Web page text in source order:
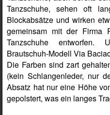
Tanzschuhe, sehen oft
Blockabsätze und wirken
gemeinsam mit der Firma
Tanzschuhe
Brautschuh-Modell Via
Die Farben sind zart
(kein Schlangenleder, nur
Absatz hat nur eine Höhe
gepolstert, was ein langes